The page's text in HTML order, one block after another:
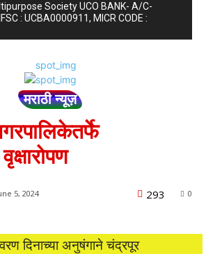
Society UCO BANK- A/C-
: UCBA0000911, MICR CODE :
मराठी न्यूज़
5, 2024 0
293
दिनाच्या अनुषंगाने चंद्रपूर